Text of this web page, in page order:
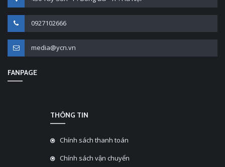
0927102666
media@ycn.vn
FANPAGE
THÔNG TIN
Chính sách thanh toán
Chính sách vận chuyển